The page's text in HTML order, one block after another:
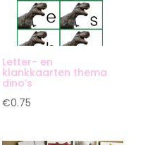
Letter- en
klankkaarten thema
dino’s
€0.75